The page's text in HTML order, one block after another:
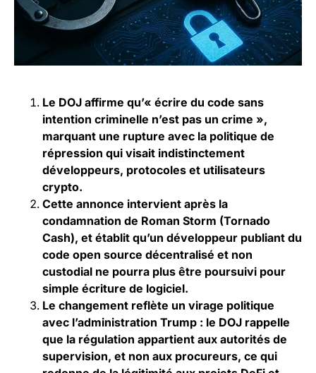
Le DOJ affirme qu’« écrire du code sans
intention criminelle n’est pas un crime »,
marquant une rupture avec la politique de
répression qui visait indistinctement
développeurs, protocoles et utilisateurs
crypto.
Cette annonce intervient après la
condamnation de Roman Storm (Tornado
Cash), et établit qu’un développeur publiant du
code open source décentralisé et non
custodial ne pourra plus être poursuivi pour
simple écriture de logiciel.
Le changement reflète un virage politique
avec l’administration Trump : le DOJ rappelle
que la régulation appartient aux autorités de
supervision, et non aux procureurs, ce qui